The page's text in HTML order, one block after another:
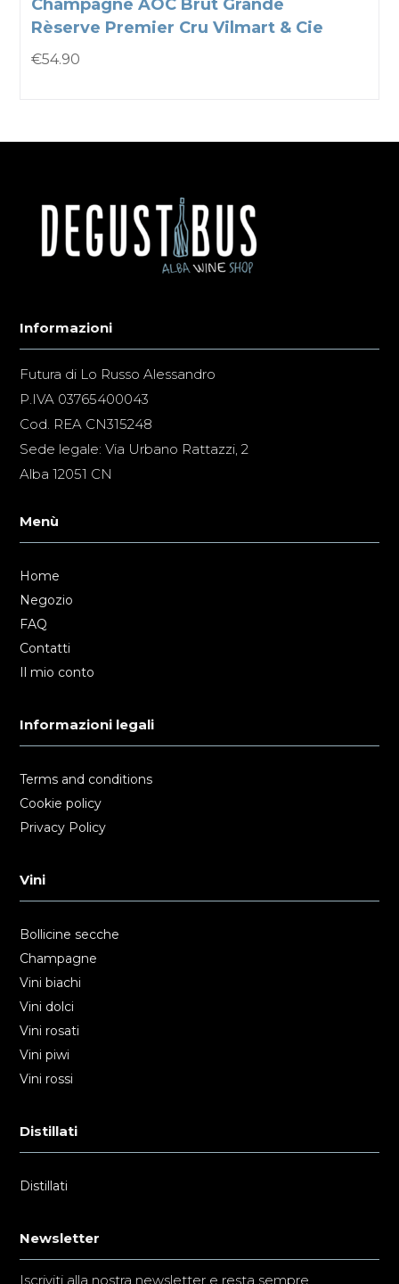
Champagne AOC Brut Grande
Rèserve Premier Cru Vilmart & Cie
€54.90
Informazioni
Futura di Lo Russo Alessandro
P.IVA 03765400043
Cod. REA CN315248
Sede legale: Via Urbano Rattazzi, 2
Alba 12051 CN
Menù
Home
Negozio
FAQ
Contatti
Il mio conto
Informazioni legali
Terms and conditions
Cookie policy
Privacy Policy
Vini
Bollicine secche
Champagne
Vini biachi
Vini dolci
Vini rosati
Vini piwi
Vini rossi
Distillati
Distillati
Newsletter
Iscriviti alla nostra newsletter e resta sempre